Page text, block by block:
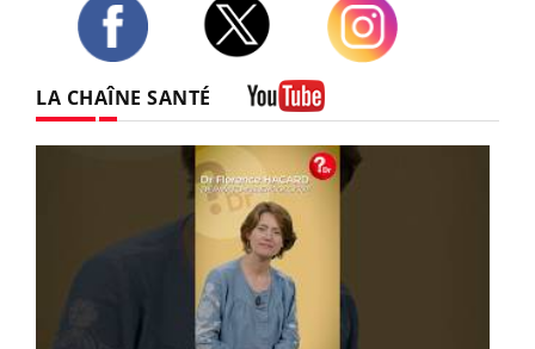
LA CHAÎNE SANTÉ